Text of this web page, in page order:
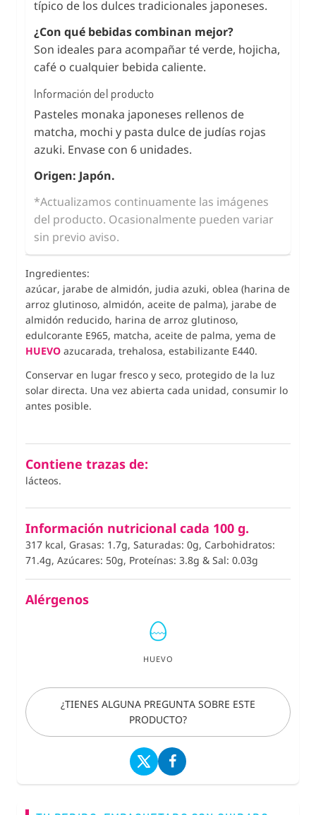
típico de los dulces tradicionales japoneses.
¿Con qué bebidas combinan mejor?
Son ideales para acompañar té verde, hojicha,
café o cualquier bebida caliente.
Información del producto
Pasteles monaka japoneses rellenos de
matcha, mochi y pasta dulce de judías rojas
azuki. Envase con 6 unidades.
Origen: Japón.
*Actualizamos continuamente las imágenes
del producto. Ocasionalmente pueden variar
sin previo aviso.
Ingredientes:
azúcar, jarabe de almidón, judia azuki, oblea (harina de
arroz glutinoso, almidón, aceite de palma), jarabe de
almidón reducido, harina de arroz glutinoso,
edulcorante E965, matcha, aceite de palma, yema de
HUEVO azucarada, trehalosa, estabilizante E440.
Conservar en lugar fresco y seco, protegido de la luz
solar directa. Una vez abierta cada unidad, consumir lo
antes posible.
Contiene trazas de:
lácteos.
Información nutricional cada 100 g.
317 kcal, Grasas: 1.7g, Saturadas: 0g, Carbohidratos:
71.4g, Azúcares: 50g, Proteínas: 3.8g & Sal: 0.03g
Alérgenos
HUEVO
¿TIENES ALGUNA PREGUNTA SOBRE ESTE
PRODUCTO?